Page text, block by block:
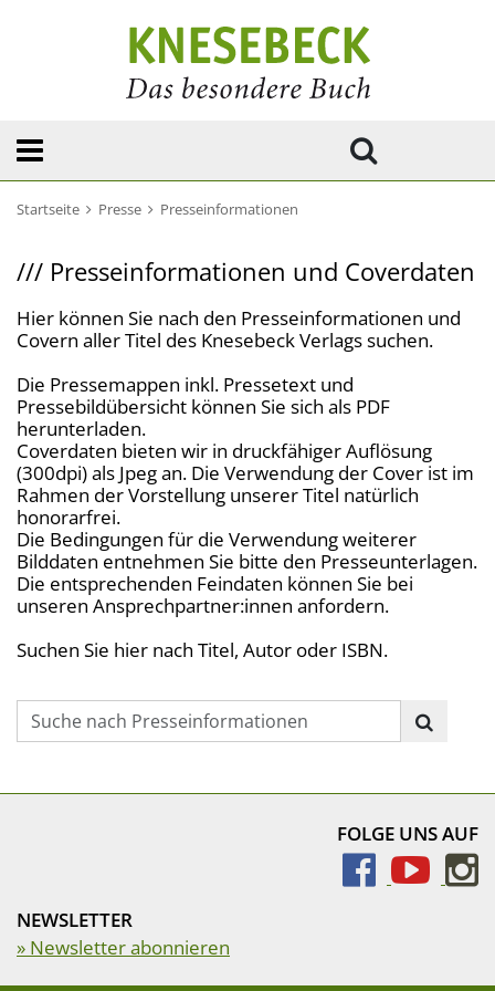
Startseite Presse Presseinformationen
/// Presseinformationen und Coverdaten
Hier können Sie nach den Presseinformationen und
Covern aller Titel des Knesebeck Verlags suchen.
Die Pressemappen inkl. Pressetext und
Pressebildübersicht können Sie sich als PDF
herunterladen.
Coverdaten bieten wir in druckfähiger Auflösung
(300dpi) als Jpeg an. Die Verwendung der Cover ist im
Rahmen der Vorstellung unserer Titel natürlich
honorarfrei.
Die Bedingungen für die Verwendung weiterer
Bilddaten entnehmen Sie bitte den Presseunterlagen.
Die entsprechenden Feindaten können Sie bei
unseren Ansprechpartner:innen anfordern.
Suchen Sie hier nach Titel, Autor oder ISBN.
Suchbegriff
FOLGE UNS AUF
NEWSLETTER
» Newsletter abonnieren